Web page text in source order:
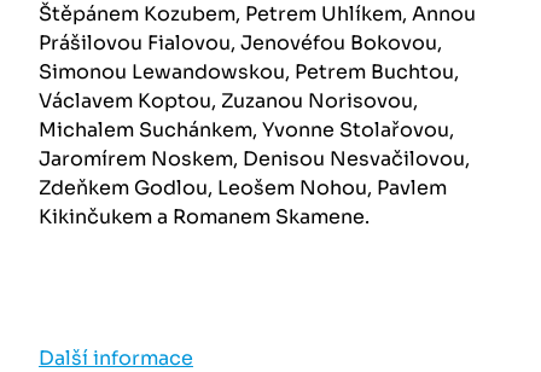
Štěpánem Kozubem, Petrem Uhlíkem, Annou
Prášilovou Fialovou, Jenovéfou Bokovou,
Simonou Lewandowskou, Petrem Buchtou,
Václavem Koptou, Zuzanou Norisovou,
Michalem Suchánkem, Yvonne Stolařovou,
Jaromírem Noskem, Denisou Nesvačilovou,
Zdeňkem Godlou, Leošem Nohou, Pavlem
Kikinčukem a Romanem Skamene.
Další informace